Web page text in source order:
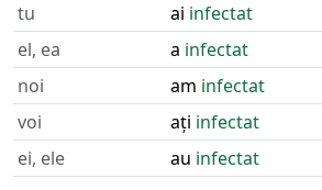
tu
ai infectat
el, ea
a infectat
noi
am infectat
voi
ați infectat
ei, ele
au infectat